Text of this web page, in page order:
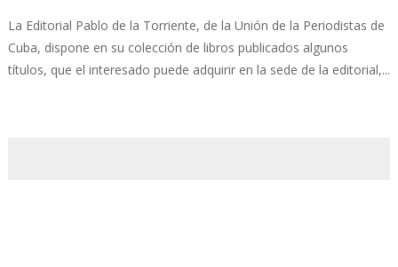
La Editorial Pablo de la Torriente, de la Unión de la Periodistas de
Cuba, dispone en su colección de libros publicados algunos
títulos, que el interesado puede adquirir en la sede de la editorial,...